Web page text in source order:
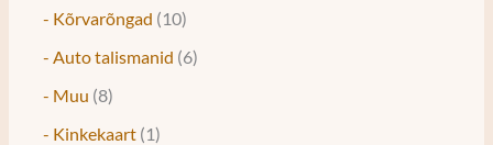
- Kõrvarõngad
10
- Auto talismanid 6
- Muu 8
- Kinkekaart 1